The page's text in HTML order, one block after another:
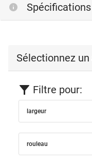
Sélectionnez
Filtre pour:
largeur
rouleau